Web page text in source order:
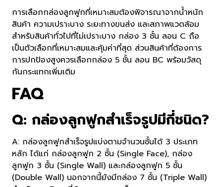
การเลือกกล่องลูกฟูกที่เหมาะสมต้องพิจารณาจากน้ำหนัก
สินค้า ความเปราะบาง ระยะทางขนส่ง และสภาพแวดล้อม
สำหรับสินค้าทั่วไปที่ไม่เปราะบาง กล่อง 3 ชั้น ลอน C ถือ
เป็นตัวเลือกที่เหมาะสมและคุ้มค่าที่สุด ส่วนสินค้าที่ต้องการ
การปกป้องสูงควรเลือกกล่อง 5 ชั้น ลอน BC พร้อมวัสดุ
กันกระแทกเพิ่มเติม
FAQ
Q: กล่องลูกฟูกสำเร็จรูปมีกี่ชนิด?
A: กล่องลูกฟูกสำเร็จรูปแบ่งตามจำนวนชั้นได้ 3 ประเภท
หลัก ได้แก่ กล่องลูกฟูก 2 ชั้น (Single Face), กล่อง
ลูกฟูก 3 ชั้น (Single Wall) และกล่องลูกฟูก 5 ชั้น
(Double Wall) นอกจากนี้ยังมีกล่อง 7 ชั้น (Triple Wall)